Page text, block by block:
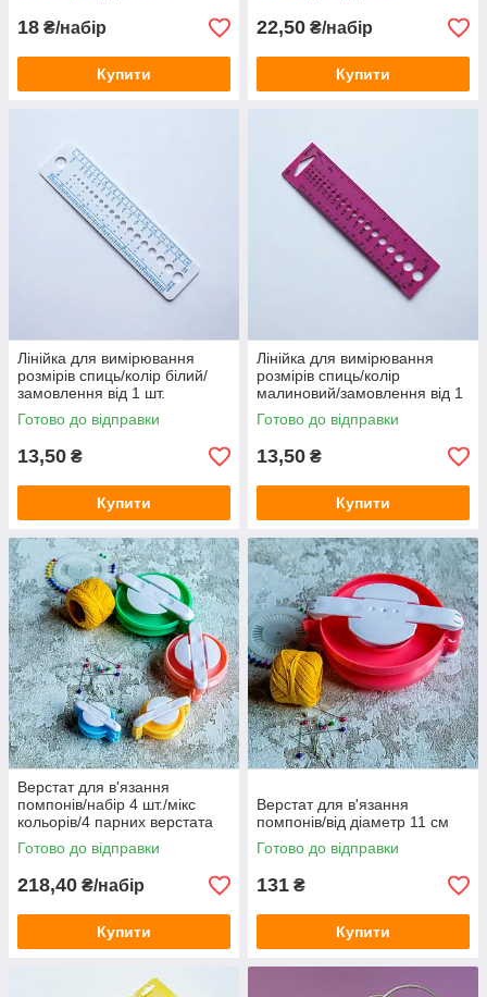
18 ₴/набір
Купити
22,50 ₴/набір
Купити
Лінійка для вимірювання
розмірів спиць/колір білий/
замовлення від 1 шт.
Готово до відправки
13,50 ₴
Купити
Лінійка для вимірювання
розмірів спиць/колір
малиновий/замовлення від 1
шт.
Готово до відправки
13,50 ₴
Купити
Верстат для в'язання
помпонів/набір 4 шт./мікс
кольорів/4 парних верстата
діаметром 8,8 см/6,8 см/4,8
см/3,8 см
Готово до відправки
218,40 ₴/набір
Купити
Верстат для в'язання
помпонів/від діаметр 11 см
Готово до відправки
131 ₴
Купити